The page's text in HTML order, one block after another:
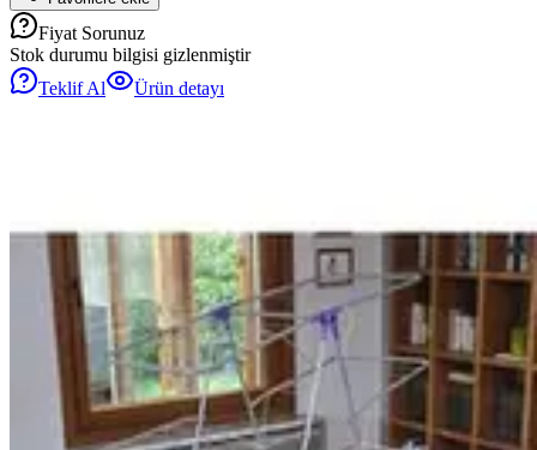
Fiyat Sorunuz
Stok durumu bilgisi gizlenmiştir
Teklif Al
Ürün detayı